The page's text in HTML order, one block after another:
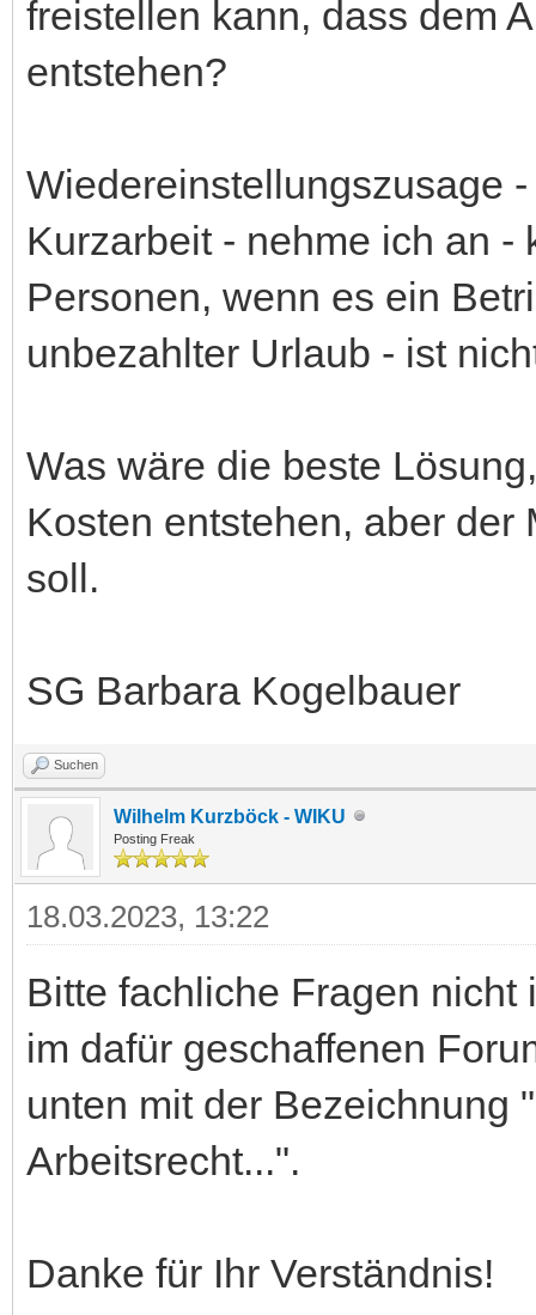
freistellen kann, dass dem
entstehen?
Wiedereinstellungszusage
Kurzarbeit - nehme ich an -
Personen, wenn es ein
unbezahlter Urlaub - ist
Was wäre die beste
Kosten entstehen, aber
soll.
SG Barbara Kogelbauer
Suchen
Wilhelm Kurzböck - WIKU
Posting Freak
18.03.2023, 13:22
Bitte fachliche Fragen
im dafür geschaffenen
unten mit der Bezeichnung
Arbeitsrecht...".
Danke für Ihr Verständnis!